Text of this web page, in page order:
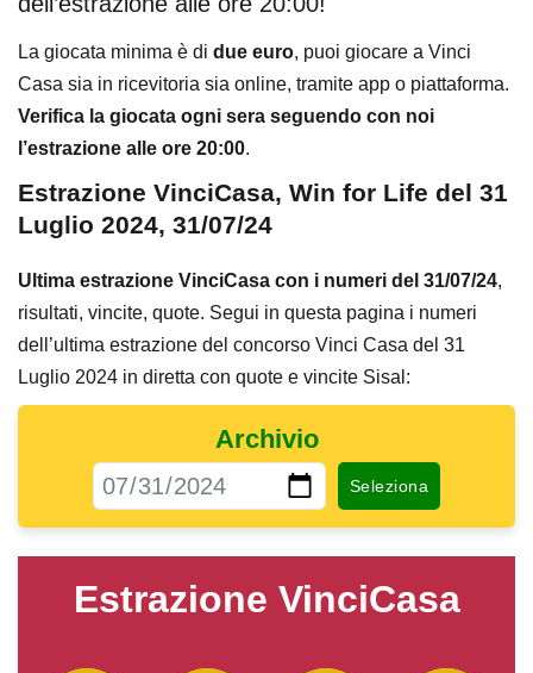
La giocata minima è di due euro, puoi giocare a Vinci
Casa sia in ricevitoria sia online, tramite app o piattaforma.
Verifica la giocata ogni sera seguendo con noi
l’estrazione alle ore 20:00.
Estrazione VinciCasa, Win for Life del 31
Luglio 2024, 31/07/24
Ultima estrazione VinciCasa con i numeri del 31/07/24,
risultati, vincite, quote. Segui in questa pagina i numeri
dell’ultima estrazione del concorso Vinci Casa del 31
Luglio 2024 in diretta con quote e vincite Sisal:
Archivio
Estrazione VinciCasa